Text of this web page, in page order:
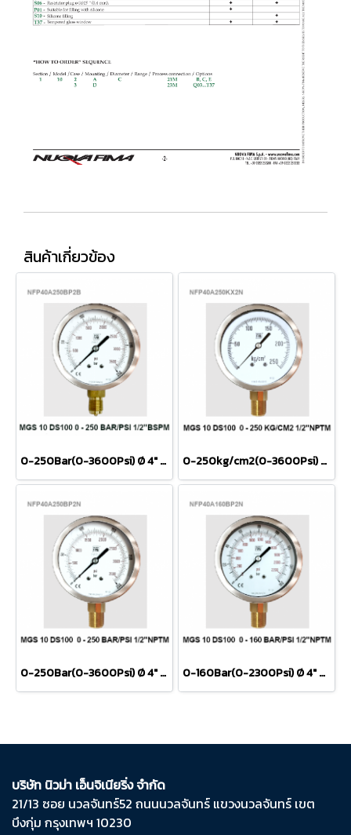
สินค้าเกี่ยวข้อง
0-250Bar(0-3600Psi) Ø 4" Brass Lower 1/2"BSP 0-250kg/cm2(0-3600Psi) Ø 4" Brass Lower 1/2"NPT
0-250Bar(0-3600Psi) Ø 4" Brass Lower 1/2"BSPNPT 0-160Bar(0-2300Psi) Ø 4" Brass Lower 1/2"NPT
บริษัท นิวม่า เอ็นจิเนียริ่ง จำกัด
21/13 ซอย นวลจันทร์​52 ถนน​นวลจันทร์​ แขวง​นวลจันทร์​ เขต​
บึงกุ่ม​ กรุงเทพฯ​ 10230